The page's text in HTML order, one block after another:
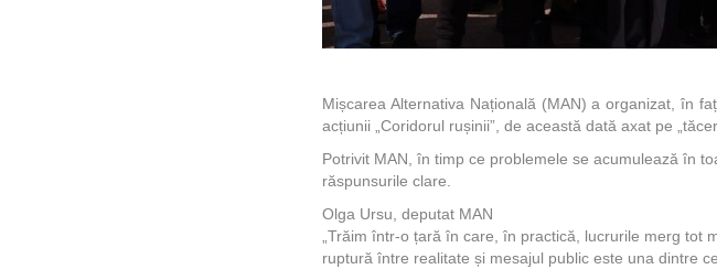
Mișcarea Alternativa Națională (MAN) a organizat, în
acțiunii „Coridorul rușinii”, de această dată axat pe
Potrivit MAN, în timp ce problemele se acumulează în
răspunsurile clare.
Olga Ursu, deputat MAN
„Trăim într-o țară în care, în practică, lucrurile merg tot
ruptură între realitate și mesajul public este una dintre